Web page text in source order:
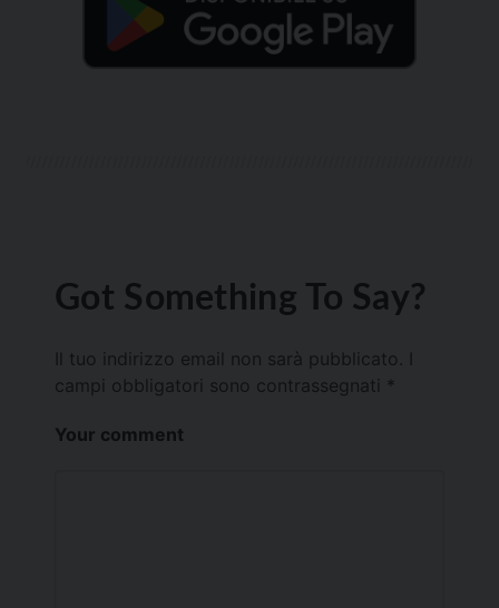
Got Something To Say?
Il tuo indirizzo email non sarà pubblicato.
campi obbligatori sono contrassegnati *
Your comment